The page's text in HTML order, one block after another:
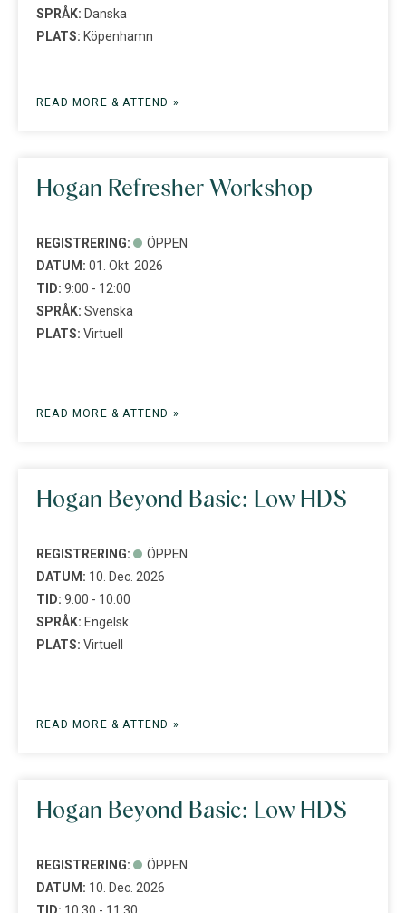
SPRÅK: Danska
PLATS: Köpenhamn
READ MORE & ATTEND »
Hogan Refresher Workshop
REGISTRERING:
ÖPPEN
DATUM: 01. Okt. 2026
TID: 9:00 - 12:00
SPRÅK: Svenska
PLATS: Virtuell
READ MORE & ATTEND »
Hogan Beyond Basic: Low HDS
REGISTRERING:
ÖPPEN
DATUM: 10. Dec. 2026
TID: 9:00 - 10:00
SPRÅK: Engelsk
PLATS: Virtuell
READ MORE & ATTEND »
Hogan Beyond Basic: Low HDS
REGISTRERING:
ÖPPEN
DATUM: 10. Dec. 2026
TID: 10:30 - 11:30